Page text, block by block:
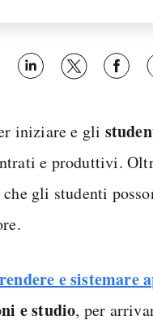
iniziare e gli
e produttivi.
gli studenti
e sistemare
e studio, per